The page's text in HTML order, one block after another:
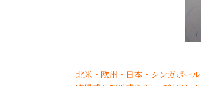
北米・欧州・日本・シンガポールな